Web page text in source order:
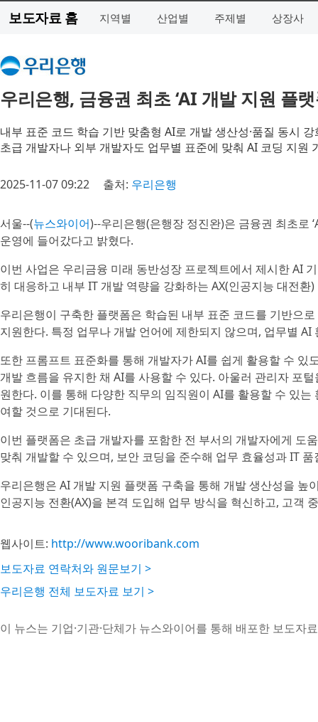
보도자료 홈 지역별 산업별 주제별 상장사
우리은행, 금융권 최초 ‘AI 개발 지원 플랫
내부 표준 코드 학습 기반 맞춤형 AI로 개발 생산성·품질 동시 강
초급 개발자나 외부 개발자도 업무별 표준에 맞춰 AI 코딩 지원
2025-11-07 09:22 출처: 우리은행
서울--(뉴스와이어)--우리은행(은행장 정진완)은 금융권 최초로
운영에 들어갔다고 밝혔다.
이번 사업은 우리금융 미래 동반성장 프로젝트에서 제시한 AI
히 대응하고 내부 IT 개발 역량을 강화하는 AX(인공지능 대전
우리은행이 구축한 플랫폼은 학습된 내부 표준 코드를 기반
지원한다. 특정 업무나 개발 언어에 제한되지 않으며, 업무별
또한 프롬프트 표준화를 통해 개발자가 AI를 쉽게 활용할 수
개발 흐름을 유지한 채 AI를 사용할 수 있다. 아울러 관리자 포
원한다. 이를 통해 다양한 직무의 임직원이 AI를 활용할 수 있
여할 것으로 기대된다.
이번 플랫폼은 초급 개발자를 포함한 전 부서의 개발자에게 도
맞춰 개발할 수 있으며, 보안 코딩을 준수해 업무 효율성과 IT
우리은행은 AI 개발 지원 플랫폼 구축을 통해 개발 생산성을
인공지능 전환(AX)을 본격 도입해 업무 방식을 혁신하고, 고객
웹사이트: http://www.wooribank.com
보도자료 연락처와 원문보기 >
우리은행 전체 보도자료 보기 >
이 뉴스는 기업·기관·단체가 뉴스와이어를 통해 배포한 보도자